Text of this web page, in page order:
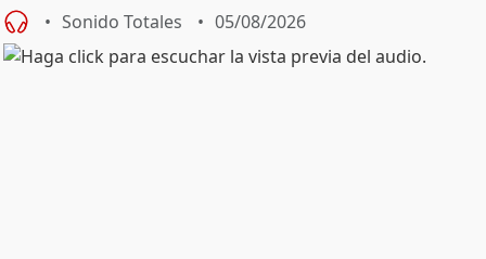
Sonido Totales 05/08/2026